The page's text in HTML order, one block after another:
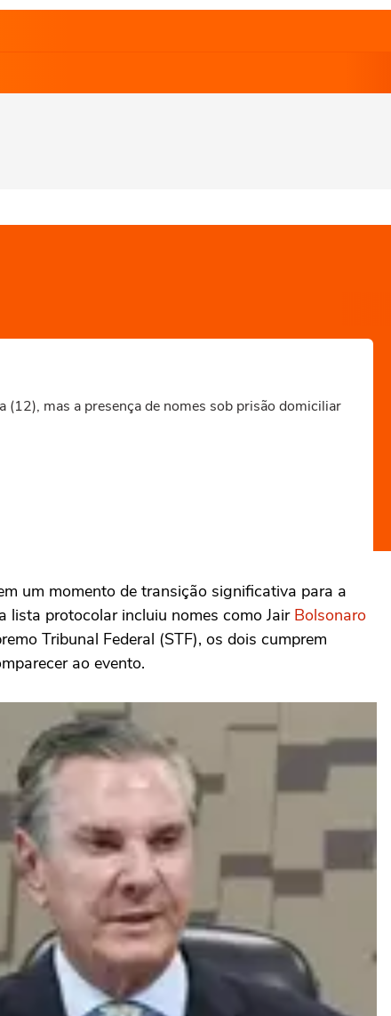
mas a presença de nomes sob prisão domiciliar
um momento de transição significativa para a
lista protocolar incluiu nomes como Jair Bolsonaro
Tribunal Federal (STF), os dois cumprem
ao evento.